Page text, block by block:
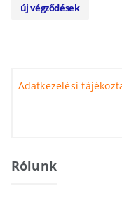
új végződések
Adatkezelési
Rólunk